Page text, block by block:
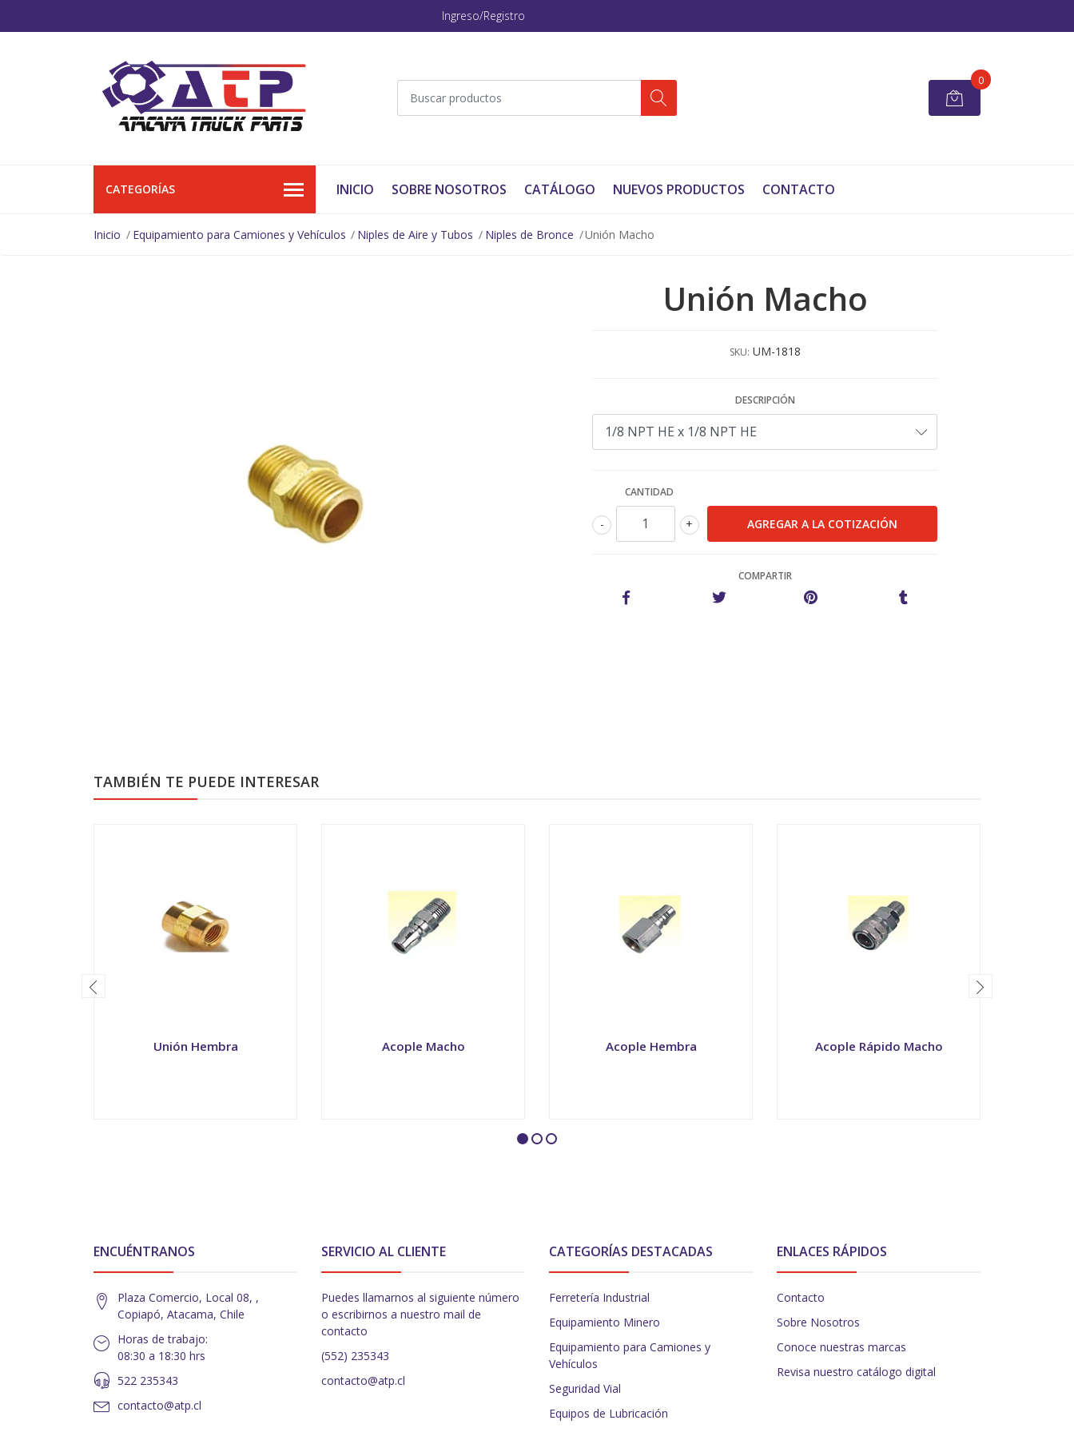
Ingreso/Registro
0
CATEGORÍAS INICIO SOBRE NOSOTROS CATÁLOGO NUEVOS PRODUCTOS CONTACTO
Inicio Equipamiento para Camiones y Vehículos Niples de Aire y Tubos Niples de Bronce Unión Macho
Unión Macho
SKU: UM-1818
DESCRIPCIÓN
CANTIDAD
+
-
COMPARTIR
TAMBIÉN TE PUEDE INTERESAR
Unión Hembra Acople Macho Acople Hembra Acople Rápido Macho
ENCUÉNTRANOS
Plaza Comercio, Local 08, ,
Copiapó, Atacama, Chile
Horas de trabajo:
08:30 a 18:30 hrs
522 235343
contacto@atp.cl
SERVICIO AL CLIENTE
Puedes llamarnos al siguiente número
o escribirnos a nuestro mail de
contacto
(552) 235343
contacto@atp.cl
CATEGORÍAS DESTACADAS
Ferretería Industrial
Equipamiento Minero
Equipamiento para Camiones y
Vehículos
Seguridad Vial
Equipos de Lubricación
ENLACES RÁPIDOS
Contacto
Sobre Nosotros
Conoce nuestras marcas
Revisa nuestro catálogo digital